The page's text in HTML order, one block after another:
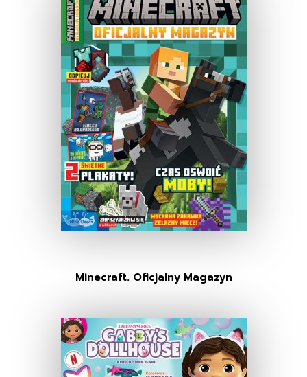
Minecraft. Oficjalny Magazyn